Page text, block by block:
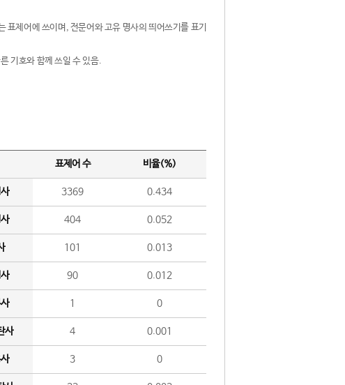
제어에 쓰이며, 전문어와 고유 명사의 띄어쓰기를 표기
기호와 함께 쓰일 수 있음.
표제어 수 비율(%)
3369 0.434
404 0.052
101 0.013
90 0.012
1 0
사 4 0.001
3 0